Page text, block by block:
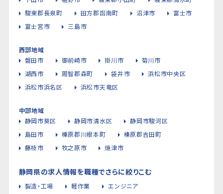
駿東郡長泉町
田方郡函南町 沼津市
富士市
富士宮市
三島市
西部地域
磐田市
御前崎市 掛川市
菊川市
湖西市
周智郡森町 袋井市
浜松市中央区
浜松市浜名区
浜松市天竜区
中部地域
静岡市葵区
静岡市清水区
静岡市駿河区
島田市
榛原郡川根本町
榛原郡吉田町
藤枝市
牧之原市 焼津市
静岡県の求人情報を職種でさらに絞りこむ
製造・工場 軽作業
エンジニア